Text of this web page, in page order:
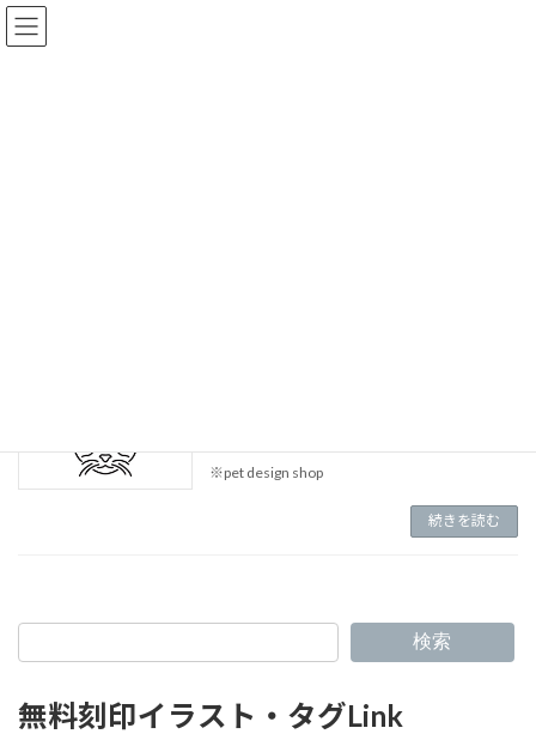
コ
ン
ナ
ビ
※pet design shop
続きを読む
検索
無料刻印イラスト・タグLink